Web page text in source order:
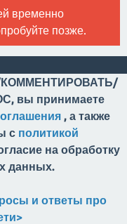
временно
позже.
КОММЕНТИРОВАТЬ/
вы принимаете
, а также
с политикой
на обработку
данных.
и ответы про